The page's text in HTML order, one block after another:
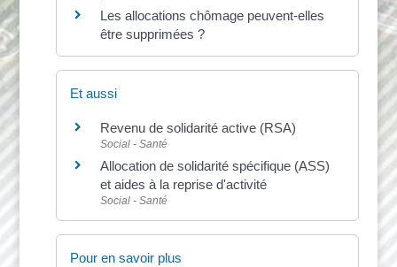
Les allocations chômage peuvent-elles
être supprimées ?
Et aussi
Revenu de solidarité active (RSA)
Social - Santé
Allocation de solidarité spécifique (ASS)
et aides à la reprise d'activité
Social - Santé
Pour en savoir plus